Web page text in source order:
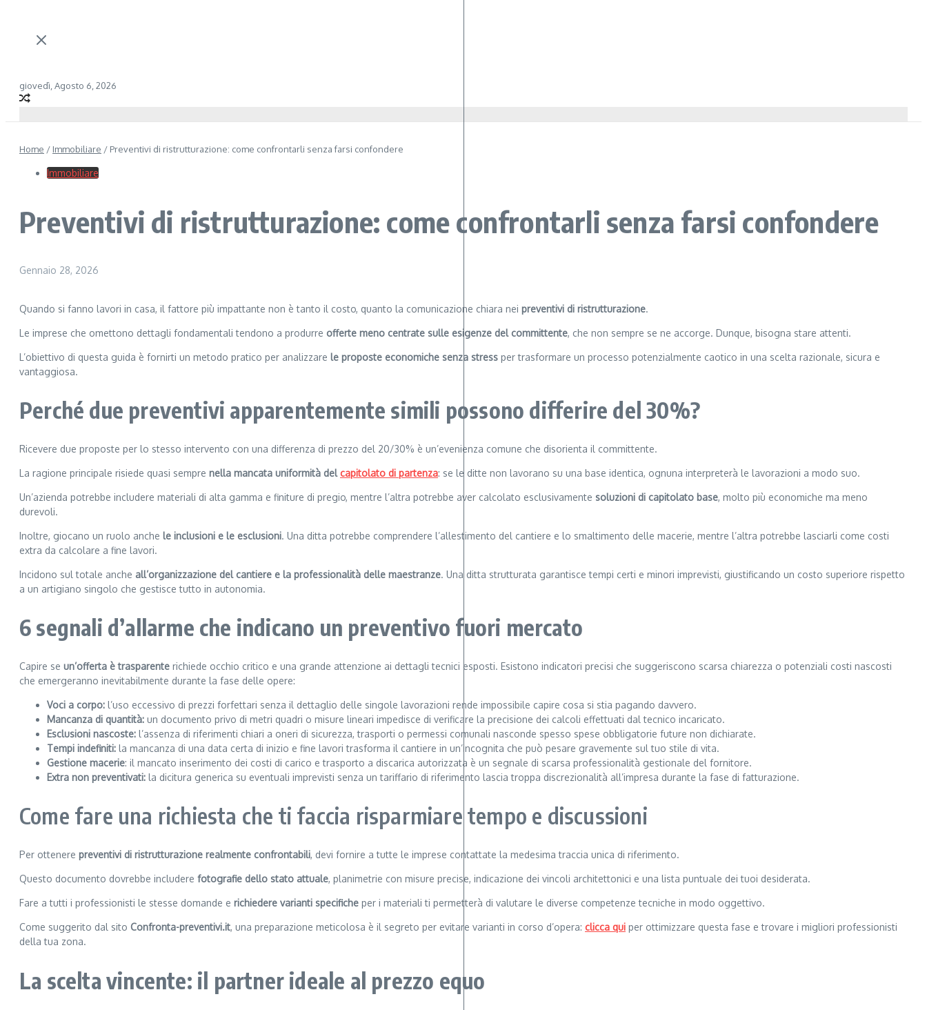
giovedì, Agosto 6, 2026
Home / Immobiliare / Preventivi di ristrutturazione: come confrontarli senza farsi confondere
Immobiliare
Preventivi di ristrutturazione: come confrontarli senza farsi confondere
Gennaio 28, 2026
Quando si fanno lavori in casa, il fattore più impattante non è tanto il costo, quanto la comunicazione chiara nei preventivi di ristrutturazione.
Le imprese che omettono dettagli fondamentali tendono a produrre offerte meno centrate sulle esigenze del committente, che non sempre se ne accorge. Dunque, bisogna stare attenti.
L’obiettivo di questa guida è fornirti un metodo pratico per analizzare le proposte economiche senza stress per trasformare un processo potenzialmente caotico in una scelta razionale, sicura e
vantaggiosa.
Perché due preventivi apparentemente simili possono differire del 30%?
Ricevere due proposte per lo stesso intervento con una differenza di prezzo del 20/30% è un’evenienza comune che disorienta il committente.
La ragione principale risiede quasi sempre nella mancata uniformità delcapitolato di partenza: se le ditte non lavorano su una base identica, ognuna interpreterà le lavorazioni a modo suo.
Un’azienda potrebbe includere materiali di alta gamma e finiture di pregio, mentre l’altra potrebbe aver calcolato esclusivamente soluzioni di capitolato base, molto più economiche ma meno
durevoli.
Inoltre, giocano un ruolo anche le inclusioni e le esclusioni. Una ditta potrebbe comprendere l’allestimento del cantiere e lo smaltimento delle macerie, mentre l’altra potrebbe lasciarli come costi
extra da calcolare a fine lavori.
Incidono sul totale anche all’organizzazione del cantiere e la professionalità delle maestranze. Una ditta strutturata garantisce tempi certi e minori imprevisti, giustificando un costo superiore rispetto
a un artigiano singolo che gestisce tutto in autonomia.
6 segnali d’allarme che indicano un preventivo fuori mercato
Capire se un’offerta è trasparente richiede occhio critico e una grande attenzione ai dettagli tecnici esposti. Esistono indicatori precisi che suggeriscono scarsa chiarezza o potenziali costi nascosti
che emergeranno inevitabilmente durante la fase delle opere:
Voci a corpo: l’uso eccessivo di prezzi forfettari senza il dettaglio delle singole lavorazioni rende impossibile capire cosa si stia pagando davvero.
Mancanza di quantità: un documento privo di metri quadri o misure lineari impedisce di verificare la precisione dei calcoli effettuati dal tecnico incaricato.
Esclusioni nascoste: l’assenza di riferimenti chiari a oneri di sicurezza, trasporti o permessi comunali nasconde spesso spese obbligatorie future non dichiarate.
Tempi indefiniti: la mancanza di una data certa di inizio e fine lavori trasforma il cantiere in un’incognita che può pesare gravemente sul tuo stile di vita.
Gestione macerie: il mancato inserimento dei costi di carico e trasporto a discarica autorizzata è un segnale di scarsa professionalità gestionale del fornitore.
Extra non preventivati: la dicitura generica su eventuali imprevisti senza un tariffario di riferimento lascia troppa discrezionalità all’impresa durante la fase di fatturazione.
Come fare una richiesta che ti faccia risparmiare tempo e discussioni
Per ottenere preventivi di ristrutturazione realmente confrontabili, devi fornire a tutte le imprese contattate la medesima traccia unica di riferimento.
Questo documento dovrebbe includere fotografie dello stato attuale, planimetrie con misure precise, indicazione dei vincoli architettonici e una lista puntuale dei tuoi desiderata.
Fare a tutti i professionisti le stesse domande e richiedere varianti specifiche per i materiali ti permetterà di valutare le diverse competenze tecniche in modo oggettivo.
Come suggerito dal sito Confronta-preventivi.it, una preparazione meticolosa è il segreto per evitare varianti in corso d’opera: clicca qui per ottimizzare questa fase e trovare i migliori professionisti
della tua zona.
La scelta vincente: il partner ideale al prezzo equo